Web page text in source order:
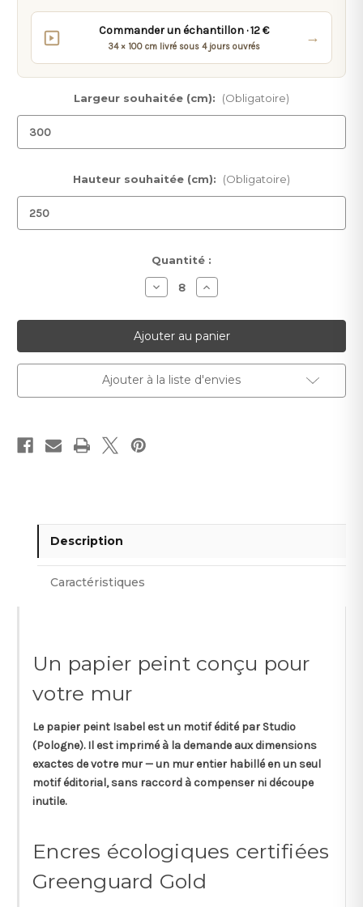
Commander un échantillon · 12 €
34 × 100 cm livré sous 4 jours ouvrés
→
Largeur souhaitée (cm): (Obligatoire)
Hauteur souhaitée (cm): (Obligatoire)
Quantité :
Diminuer
la
pour
Papier
peint
Isabel
Augmenter
la
pour
Papier
peint
Isabel
Ajouter à la liste d'envies
Description
Caractéristiques
Un papier peint conçu pour
votre mur
Le papier peint Isabel est un motif édité par Studio
(Pologne). Il est imprimé à la demande aux dimensions
exactes de votre mur — un mur entier habillé en un seul
motif éditorial, sans raccord à compenser ni découpe
inutile.
Encres écologiques certifiées
Greenguard Gold